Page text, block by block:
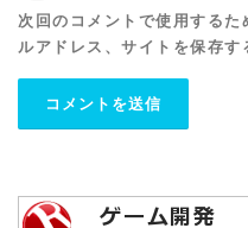
次回のコメントで使用する
ルアドレス、サイトを保存す